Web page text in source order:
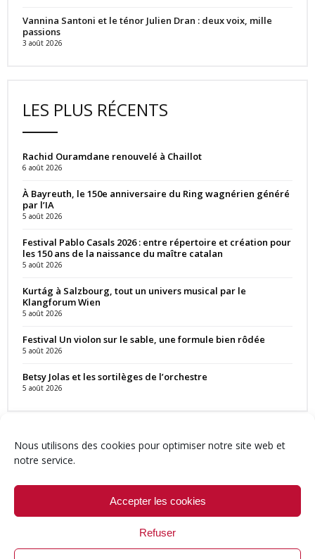
Nous utilisons des cookies pour optimiser notre site web et
notre service.
Accepter les cookies
Refuser
Vannina Santoni et le ténor Julien Dran : deux voix, mille
passions
3 août 2026
LES PLUS RÉCENTS
Rachid Ouramdane renouvelé à Chaillot
6 août 2026
À Bayreuth, le 150e anniversaire du Ring wagnérien généré
par l’IA
5 août 2026
Festival Pablo Casals 2026 : entre répertoire et création pour
les 150 ans de la naissance du maître catalan
5 août 2026
Kurtág à Salzbourg, tout un univers musical par le
Klangforum Wien
5 août 2026
Festival Un violon sur le sable, une formule bien rôdée
5 août 2026
Betsy Jolas et les sortilèges de l’orchestre
5 août 2026